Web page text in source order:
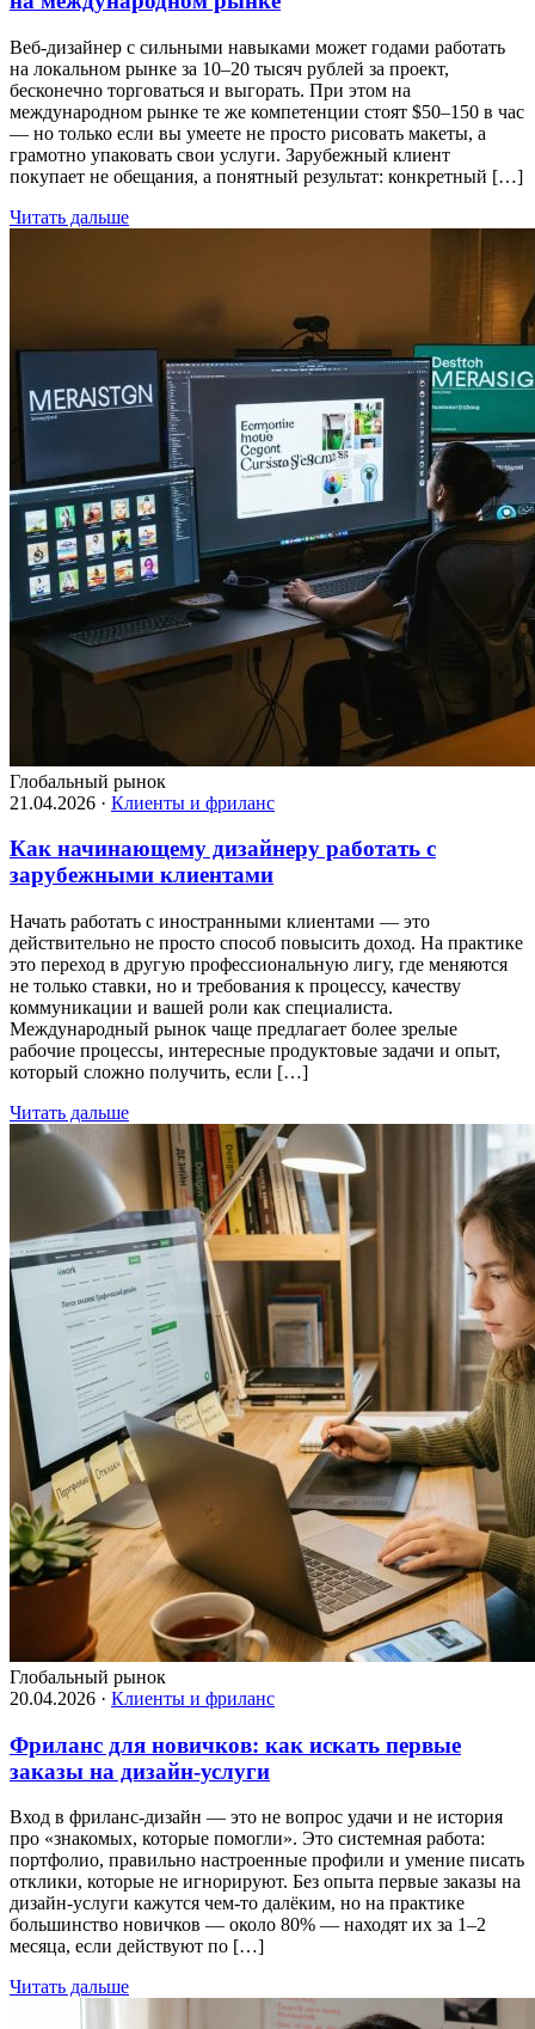
Веб-дизайнер с сильными навыками может годами работать
на локальном рынке за 10–20 тысяч рублей за проект,
бесконечно торговаться и выгорать. При этом на
международном рынке те же компетенции стоят $50–150 в час
— но только если вы умеете не просто рисовать макеты, а
грамотно упаковать свои услуги. Зарубежный клиент
покупает не обещания, а понятный результат: конкретный […]
Читать дальше
Глобальный рынок
21.04.2026 · Клиенты и фриланс
Как начинающему дизайнеру работать с
зарубежными клиентами
Начать работать с иностранными клиентами — это
действительно не просто способ повысить доход. На практике
это переход в другую профессиональную лигу, где меняются
не только ставки, но и требования к процессу, качеству
коммуникации и вашей роли как специалиста.
Международный рынок чаще предлагает более зрелые
рабочие процессы, интересные продуктовые задачи и опыт,
который сложно получить, если […]
Читать дальше
Глобальный рынок
20.04.2026 · Клиенты и фриланс
Фриланс для новичков: как искать первые
заказы на дизайн-услуги
Вход в фриланс-дизайн — это не вопрос удачи и не история
про «знакомых, которые помогли». Это системная работа:
портфолио, правильно настроенные профили и умение писать
отклики, которые не игнорируют. Без опыта первые заказы на
дизайн-услуги кажутся чем-то далёким, но на практике
большинство новичков — около 80% — находят их за 1–2
месяца, если действуют по […]
Читать дальше